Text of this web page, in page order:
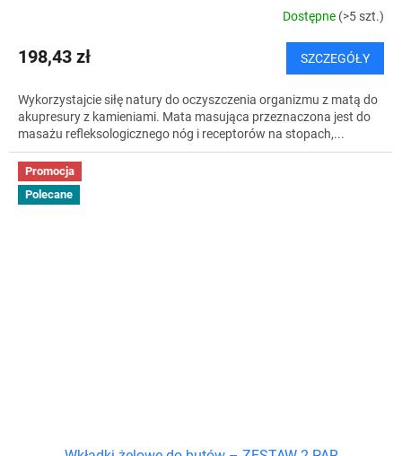
Dostępne (>5 szt.)
198,43 zł SZCZEGÓŁY
Wykorzystajcie siłę natury do oczyszczenia organizmu z matą do
akupresury z kamieniami. Mata masująca przeznaczona jest do
masażu refleksologicznego nóg i receptorów na stopach,...
Promocja
Polecane